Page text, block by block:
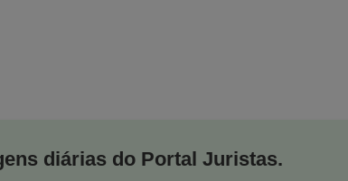
diárias do Portal Juristas.